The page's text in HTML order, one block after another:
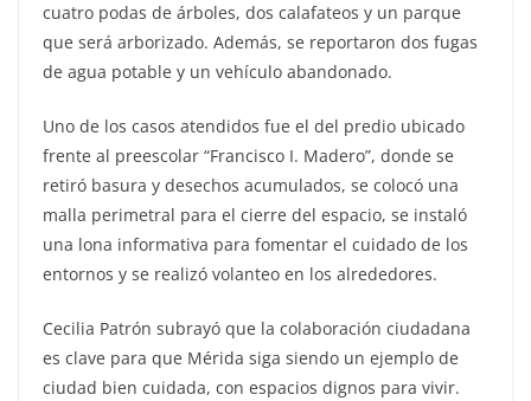
cuatro podas de árboles, dos calafateos y un parque
que será arborizado. Además, se reportaron dos fugas
de agua potable y un vehículo abandonado.
Uno de los casos atendidos fue el del predio ubicado
frente al preescolar “Francisco I. Madero”, donde se
retiró basura y desechos acumulados, se colocó una
malla perimetral para el cierre del espacio, se instaló
una lona informativa para fomentar el cuidado de los
entornos y se realizó volanteo en los alrededores.
Cecilia Patrón subrayó que la colaboración ciudadana
es clave para que Mérida siga siendo un ejemplo de
ciudad bien cuidada, con espacios dignos para vivir.